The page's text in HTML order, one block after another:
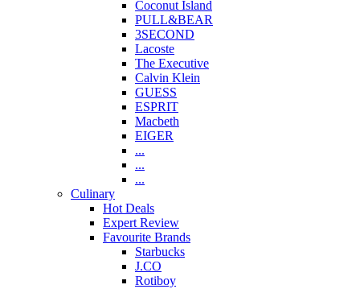
Coconut Island
PULL&BEAR
3SECOND
Lacoste
The Executive
Calvin Klein
GUESS
ESPRIT
Macbeth
EIGER
...
...
...
Culinary
Hot Deals
Expert Review
Favourite Brands
Starbucks
J.CO
Rotiboy